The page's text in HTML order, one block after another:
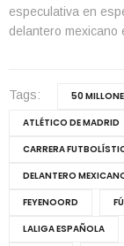
especulativa en
delantero mexicano
Tags: 50
ATLÉTICO DE MADRID
CARRERA
DELANTERO
FEYENOORD
LALIGA ESPAÑOLA